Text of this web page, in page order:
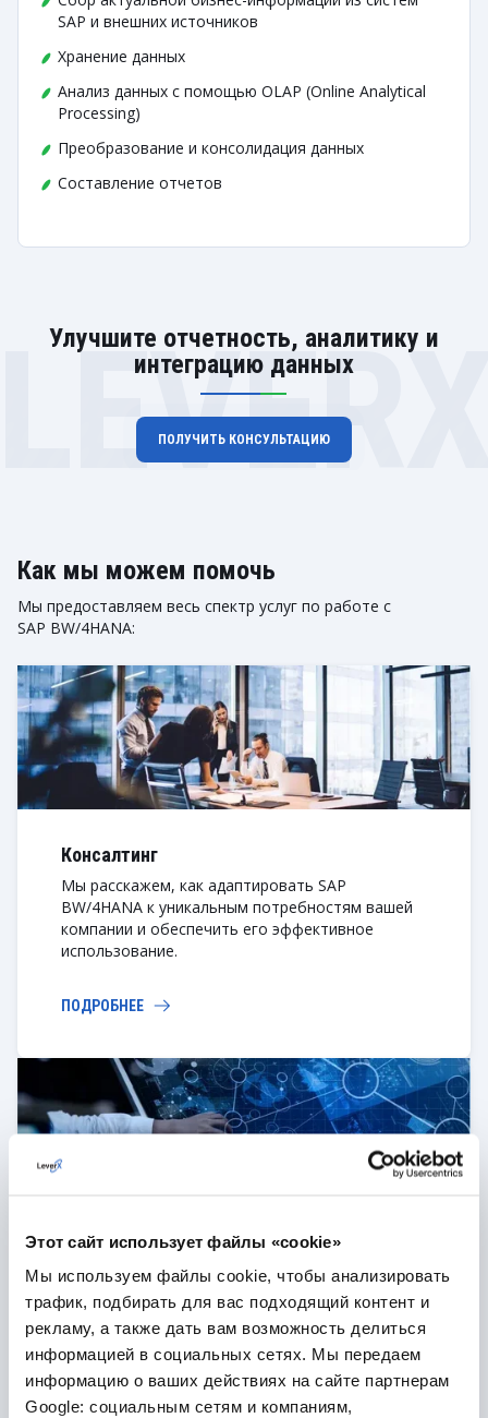
Этот сайт использует файлы «cookie»
Мы используем файлы cookie, чтобы анализировать
трафик, подбирать для вас подходящий контент и
рекламу, а также дать вам возможность делиться
информацией в социальных сетях. Мы передаем
информацию о ваших действиях на сайте партнерам
Google: социальным сетям и компаниям,
SAP и внешних источников
Хранение данных
Анализ данных с помощью OLAP (Online Analytical
Processing)
Преобразование и консолидация данных
Составление отчетов
Улучшите отчетность, аналитику и
интеграцию данных
ПОЛУЧИТЬ КОНСУЛЬТАЦИЮ
Как мы можем помочь
Мы предоставляем весь спектр услуг по работе с
SAP BW/4HANA:
Консалтинг
Мы расскажем, как адаптировать SAP
BW/4HANA к уникальным потребностям вашей
компании и обеспечить его эффективное
использование.
ПОДРОБНЕЕ
Внедрение
Наша команда поможет внедрить решение, а
также настроить и наладить его работу в
соответствии с бизнес-процессами вашей
компании.
ПОДРОБНЕЕ